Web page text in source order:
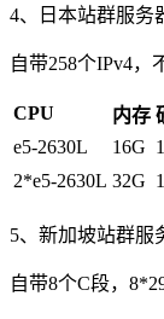
4、日本站群服务
自带258个IPv4，
CPU 内存
e5-2630L
16G
2*e5-2630L 32G
5、新加坡站群服
自带8个C段，